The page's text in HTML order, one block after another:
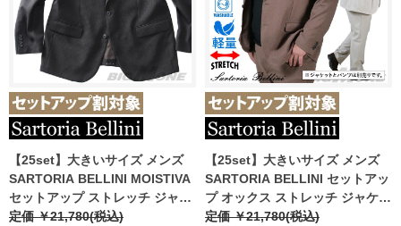
【25set】大きいサイズ メンズ
SARTORIA BELLINI MOISTIVA
セットアップ ストレッチ ジャケ
ット 滑らかな手触り シワになり
定価 ￥21,780(税込)
【25set】大きいサイズ メンズ
SARTORIA BELLINI セットアッ
プ オックス ストレッチ ジャケッ
ト ジャストフィット 軽量 ウォッ
定価 ￥21,780(税込)